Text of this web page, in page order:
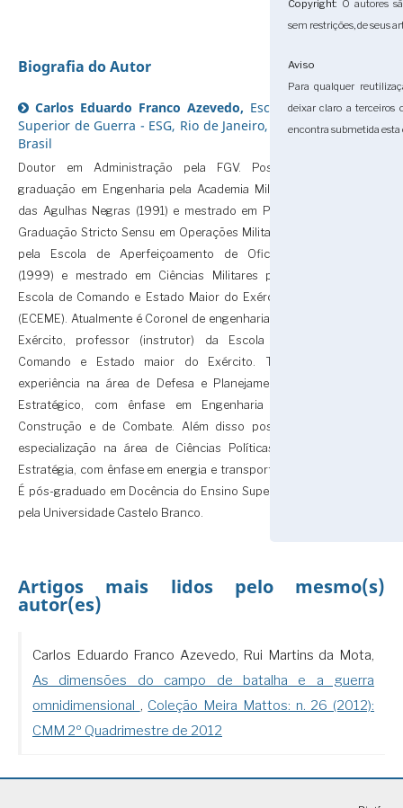
Biografia do Autor
Carlos Eduardo Franco Azevedo, Escola
Superior de Guerra - ESG, Rio de Janeiro, RJ,
Brasil
Doutor em Administração pela FGV. Possui
graduação em Engenharia pela Academia Militar
das Agulhas Negras (1991) e mestrado em Pós-
Graduação Stricto Sensu em Operações Militares
pela Escola de Aperfeiçoamento de Oficiais
(1999) e mestrado em Ciências Militares pela
Escola de Comando e Estado Maior do Exército
(ECEME). Atualmente é Coronel de engenharia do
Exército, professor (instrutor) da Escola de
Comando e Estado maior do Exército. Tem
experiência na área de Defesa e Planejamento
Estratégico, com ênfase em Engenharia de
Construção e de Combate. Além disso possui
especialização na área de Ciências Políticas e
Estratégia, com ênfase em energia e transportes.
É pós-graduado em Docência do Ensino Superior
pela Universidade Castelo Branco.
Copyright: O autores
sem restrições, de seus
Aviso
Para qualquer
deixar claro a terceiros
encontra submetida esta
Artigos mais lidos pelo mesmo(s)
autor(es)
Carlos Eduardo Franco Azevedo, Rui Martins da Mota,
As dimensões do campo de batalha e a guerra
omnidimensional , Coleção Meira Mattos: n. 26 (2012):
CMM 2º Quadrimestre de 2012